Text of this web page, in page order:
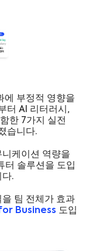
에 부정적 영향을
터 AI 리터러시,
한 7가지 실전
습니다.
케이션 역량을
터 솔루션을 도입
다.
팀 전체가 효과
Business 도입